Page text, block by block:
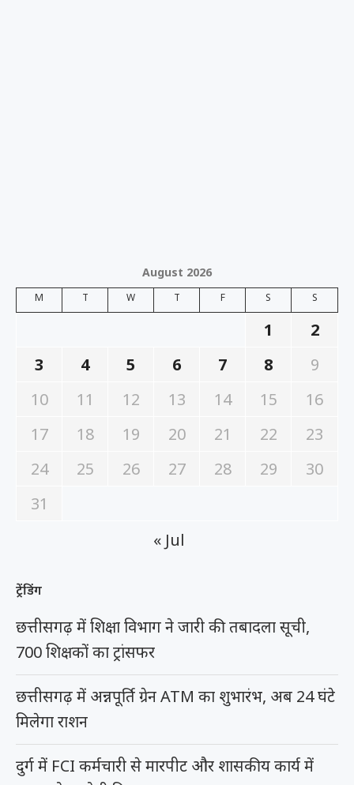
August 2026
M T W T F S S
1
2
3
4 5 6 7 8
9
10
11 12 13 14 15
16
17
18 19 20 21 22
23
24
25 26 27 28 29
30
31
« Jul
ट्रेंडिंग
छत्तीसगढ़ में शिक्षा विभाग ने जारी की तबादला सूची,
700 शिक्षकों का ट्रांसफर
छत्तीसगढ़ में अन्नपूर्ति ग्रेन ATM का शुभारंभ, अब 24 घंटे
मिलेगा राशन
दुर्ग में FCI कर्मचारी से मारपीट और शासकीय कार्य में